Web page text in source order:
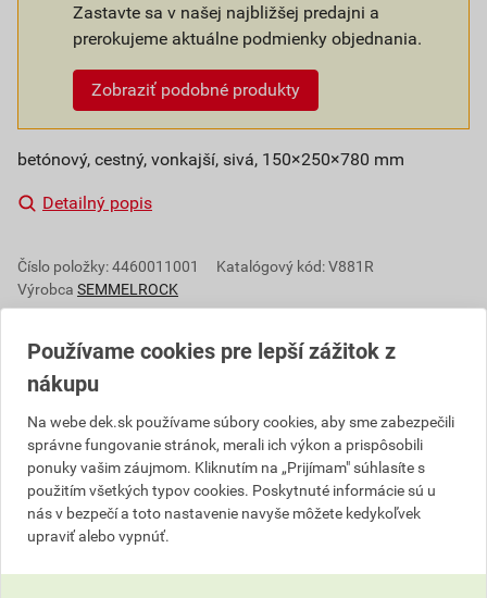
Zastavte sa v našej najbližšej predajni a
prerokujeme aktuálne podmienky objednania.
Zobraziť podobné produkty
betónový, cestný, vonkajší, sivá, 150×250×780 mm
Detailný popis
Číslo položky:4460011001
Katalógový kód: V881R
Výrobca SEMMELROCK
Popis
Ucelený sortiment cestných obrubníkov ponúkame z
jednej ruky: či už rovné, alebo v kombinácii s
oblúkovými obrubníkmi, všetko sa vďaka rovnakým
rozmerom k se be ideálne hodí. Ponuka oblúkových
obrubníkov je rozšírená na šesť rôznych polomerov
pre všestranné použitie.
Používame cookies pre lepší zážitok z
nákupu
Na webe dek.sk používame súbory cookies, aby sme zabezpečili
správne fungovanie stránok, merali ich výkon a prispôsobili
ponuky vašim záujmom. Kliknutím na „Prijímam" súhlasíte s
použitím všetkých typov cookies. Poskytnuté informácie sú u
nás v bezpečí a toto nastavenie navyše môžete kedykoľvek
upraviť alebo vypnúť.